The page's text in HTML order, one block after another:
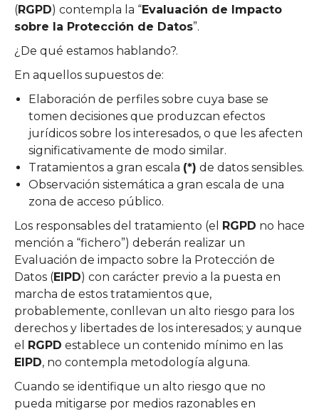
(RGPD) contempla la “Evaluación de Impacto
sobre la Protección de Datos”.
¿De qué estamos hablando?.
En aquellos supuestos de:
Elaboración de perfiles sobre cuya base se
tomen decisiones que produzcan efectos
jurídicos sobre los interesados, o que les afecten
significativamente de modo similar.
Tratamientos a gran escala (*) de datos sensibles.
Observación sistemática a gran escala de una
zona de acceso público.
Los responsables del tratamiento (el RGPD no hace
mención a “fichero”) deberán realizar un
Evaluación de impacto sobre la Protección de
Datos (EIPD) con carácter previo a la puesta en
marcha de estos tratamientos que,
probablemente, conllevan un alto riesgo para los
derechos y libertades de los interesados; y aunque
el RGPD establece un contenido mínimo en las
EIPD, no contempla metodología alguna.
Cuando se identifique un alto riesgo que no
pueda mitigarse por medios razonables en